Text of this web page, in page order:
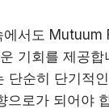
서도
기회를 제공합
단순히 단기적
으로가 되어야